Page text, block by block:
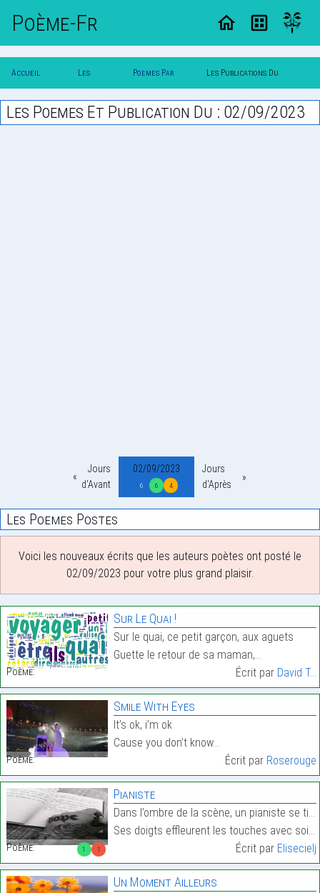
Poème-Fr
Accueil
Poesie
Les
Poesies
Poemes Par Les Publications Du
02/09/2023
Les Poemes Et Publication Du : 02/09/2023
Jours
d'Avant
02/09/2023
6 6 4
Jours
d'Après
Les Poemes Postes
Voici les nouveaux écrits que les auteurs poètes ont posté le
02/09/2023 pour votre plus grand plaisir.
Poème:
Sur Le Quai !
Sur le quai, ce petit garçon, aux aguets
Guette le retour de sa maman,…
Écrit par David T...
Poème:
Smile With Eyes
It’s ok, i’m ok
Cause you don’t know…
Écrit par Roserouge
1 1
Poème:
Pianiste
Dans l’ombre de la scène, un pianiste se tient,
Ses doigts effleurent les touches avec soin.…
Écrit par Elisecielj
Un Moment Ailleurs